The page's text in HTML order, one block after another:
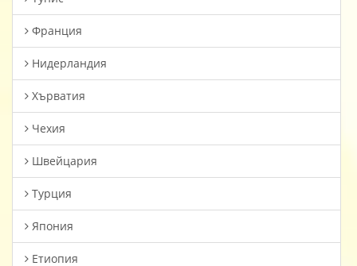
Франция
Нидерландия
Хърватия
Чехия
Швейцария
Турция
Япония
Етиопия